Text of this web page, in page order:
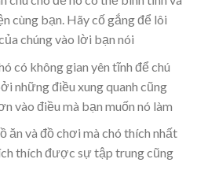
cùng bạn. Hãy cố gắng để lôi
chúng vào lời bạn nói
có không gian yên tĩnh để chú
những điều xung quanh cũng
vào điều mà bạn muốn nó làm
ăn và đồ chơi mà chó thích nhất
thích được sự tập trung cũng